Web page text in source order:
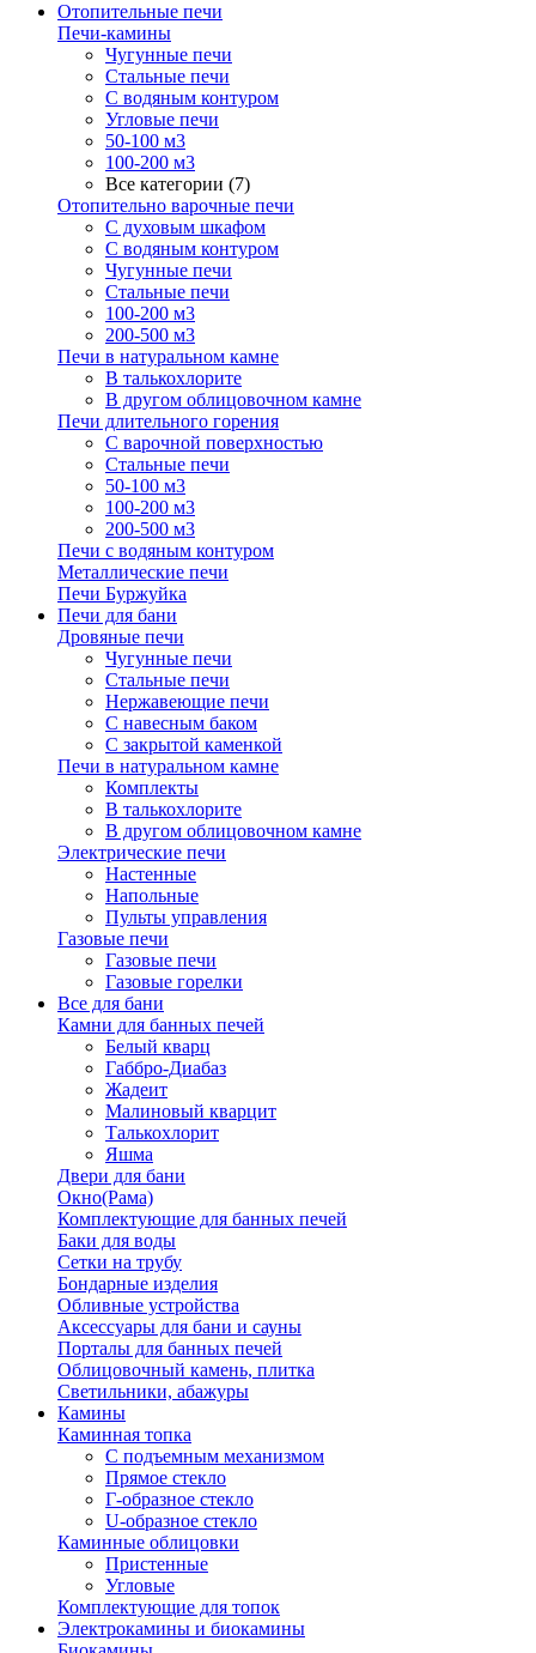
Отопительные печи
Печи-камины
Чугунные печи
Стальные печи
С водяным контуром
Угловые печи
50-100 м3
100-200 м3
Все категории (7)
Отопительно варочные печи
С духовым шкафом
С водяным контуром
Чугунные печи
Стальные печи
100-200 м3
200-500 м3
Печи в натуральном камне
В талькохлорите
В другом облицовочном камне
Печи длительного горения
С варочной поверхностью
Стальные печи
50-100 м3
100-200 м3
200-500 м3
Печи с водяным контуром
Металлические печи
Печи Буржуйка
Печи для бани
Дровяные печи
Чугунные печи
Стальные печи
Нержавеющие печи
С навесным баком
С закрытой каменкой
Печи в натуральном камне
Комплекты
В талькохлорите
В другом облицовочном камне
Электрические печи
Настенные
Напольные
Пульты управления
Газовые печи
Газовые печи
Газовые горелки
Все для бани
Камни для банных печей
Белый кварц
Габбро-Диабаз
Жадеит
Малиновый кварцит
Талькохлорит
Яшма
Двери для бани
Окно(Рама)
Комплектующие для банных печей
Баки для воды
Сетки на трубу
Бондарные изделия
Обливные устройства
Аксессуары для бани и сауны
Порталы для банных печей
Облицовочный камень, плитка
Светильники, абажуры
Камины
Каминная топка
С подъемным механизмом
Прямое стекло
Г-образное стекло
U-образное стекло
Каминные облицовки
Пристенные
Угловые
Комплектующие для топок
Электрокамины и биокамины